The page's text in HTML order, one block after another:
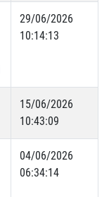
29/06/2026
10:14:13
15/06/2026
10:43:09
04/06/2026
06:34:14